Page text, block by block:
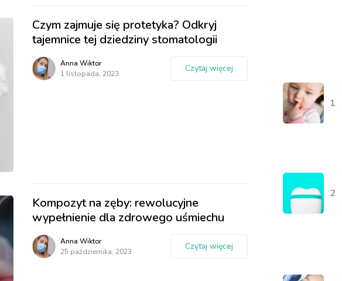
Czym zajmuje się protetyka? Odkryj
tajemnice tej dziedziny stomatologii
Anna Wiktor
1 listopada, 2023
Czytaj więcej
Kompozyt na zęby: rewolucyjne
wypełnienie dla zdrowego uśmiechu
Anna Wiktor
25 października, 2023
Czytaj więcej